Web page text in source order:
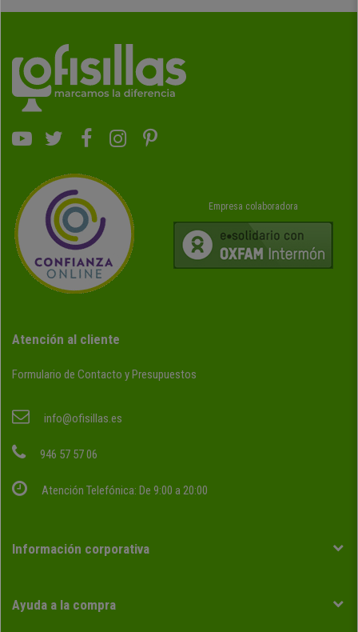
Empresa colaboradora
Atención al cliente
Formulario de Contacto y Presupuestos
info@ofisillas.es
946 57 57 06
Atención Telefónica: De 9:00 a 20:00
Información corporativa
Ayuda a la compra